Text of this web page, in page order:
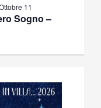
Sogno –
11